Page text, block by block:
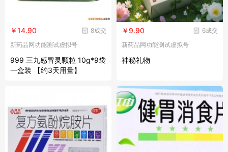
8成交
￥14.90
新药品网功能测试虚拟号
999 三九感冒灵颗粒 10g*9袋
一盒装 【约3天用量】
6成交
￥9.90
新药品网功能测试虚拟号
神秘礼物